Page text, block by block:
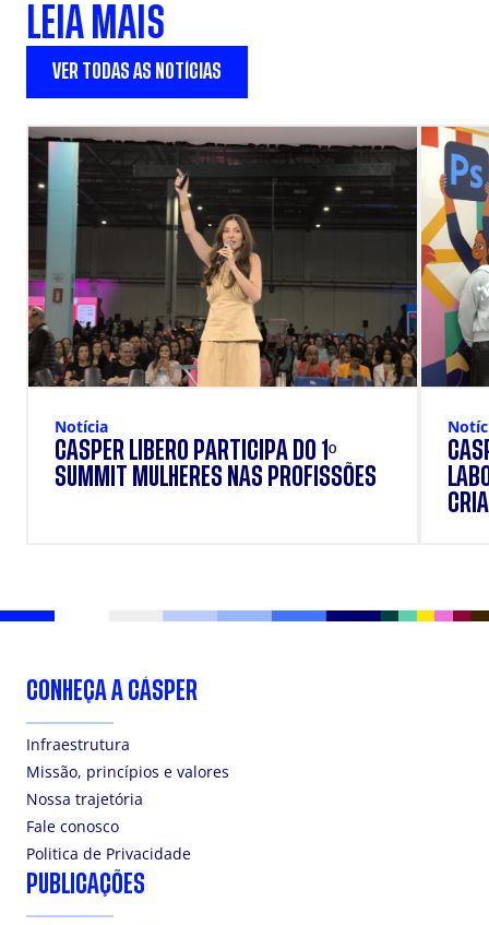
LEIA MAIS
VER TODAS AS NOTÍCIAS
Notícia
CÁSPER LÍBERO PARTICIPA DO 1º
SUMMIT MULHERES NAS PROFISSÕES
CONHEÇA A CÁSPER
Infraestrutura
Missão, princípios e valores
Nossa trajetória
Fale conosco
Politica de Privacidade
PUBLICAÇÕES